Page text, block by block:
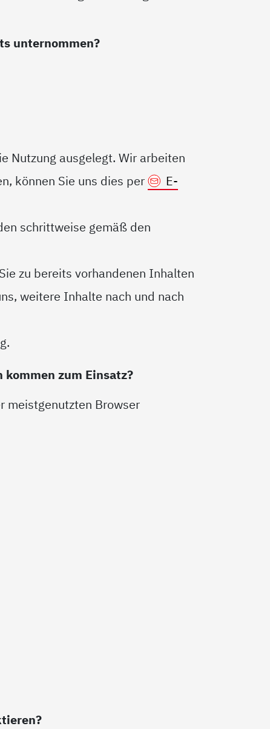
unternommen?
Nutzung ausgelegt. Wir arbeiten
können Sie uns dies per
E-
schrittweise gemäß den
zu bereits vorhandenen Inhalten
weitere Inhalte nach und nach
zum Einsatz?
meistgenutzten Browser